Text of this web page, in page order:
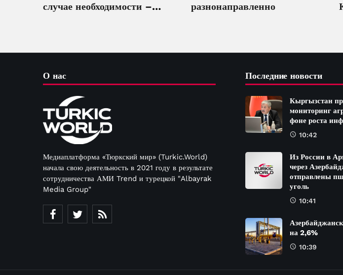
случае необходимости –
разнонаправленно
О нас
Медиаплатформа «Тюркский мир» (Turkic.World)
начала свою деятельность в 2021 году в результате
сотрудничества АМИ Trend и турецкой "Albayrak
Media Group"
Последние новости
Кыргызстан
мониторинг
фоне роста
10:42
Из России в
через
отправлены
уголь
10:41
на 2,6%
10:39